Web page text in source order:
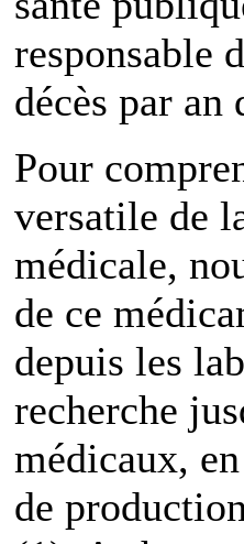
responsable
décès par an
Pour
versatile de
médicale,
de ce
depuis les
recherche
médicaux,
de